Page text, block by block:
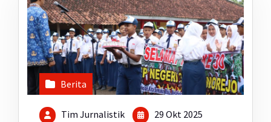
Berita
Tim Jurnalistik 29 Okt 2025